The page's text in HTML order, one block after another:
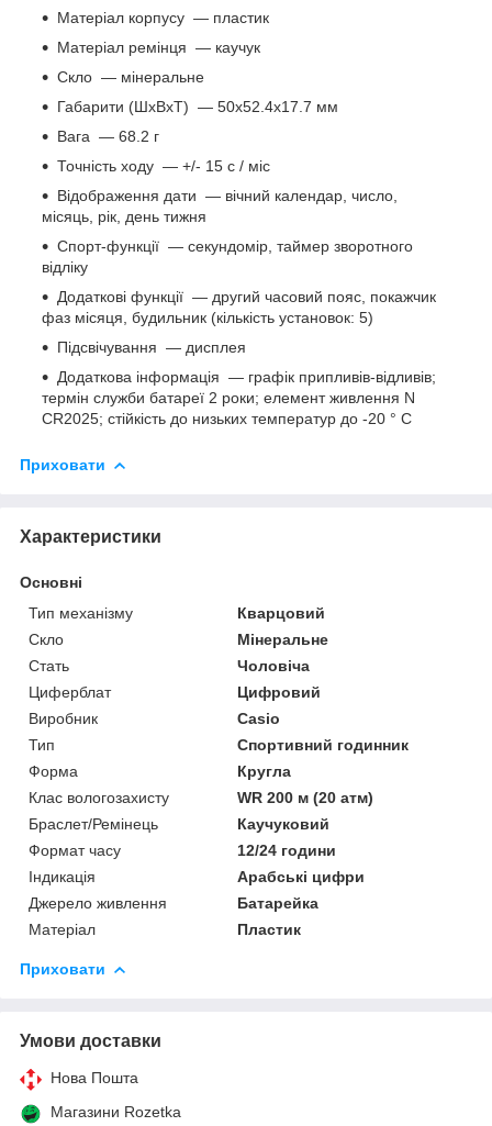
Матеріал корпусу ― пластик
Матеріал ремінця ― каучук
Скло ― мінеральне
Габарити (ШхВхТ) ― 50x52.4x17.7 мм
Вага ― 68.2 г
Точність ходу ― +/- 15 с / міс
Відображення дати ― вічний календар, число,
місяць, рік, день тижня
Спорт-функції ― секундомір, таймер зворотного
відліку
Додаткові функції ― другий часовий пояс, покажчик
фаз місяця, будильник (кількість установок: 5)
Підсвічування ― дисплея
Додаткова інформація ― графік припливів-відливів;
термін служби батареї 2 роки; елемент живлення N
CR2025; стійкість до низьких температур до -20 ° C
Приховати
Характеристики
Основні
Тип механізму
Кварцовий
Скло
Мінеральне
Стать
Чоловіча
Циферблат
Цифровий
Виробник
Casio
Тип
Спортивний годинник
Форма
Кругла
Клас вологозахисту
WR 200 м (20 атм)
Браслет/Ремінець
Каучуковий
Формат часу
12/24 години
Індикація
Арабські цифри
Джерело живлення
Батарейка
Матеріал
Пластик
Приховати
Умови доставки
Нова Пошта
Магазини Rozetka